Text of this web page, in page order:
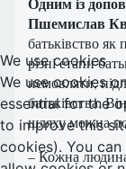
Пшемислав
батьківство
різні етапи
немовляти,
батьківства.
шляху можна
– Кожна
We use cookies
We use cookies
essential for the
to improve this
cookies). You